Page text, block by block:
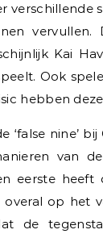
verschillende
Kai
Ook
hebben
‘false nine’
van
eerste heeft
overal op het
de